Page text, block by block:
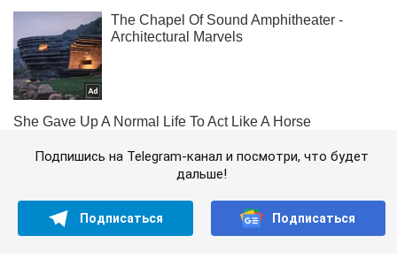
Подпишись на Telegram-канал и посмотри, что будет
дальше!
Подписаться Подписаться